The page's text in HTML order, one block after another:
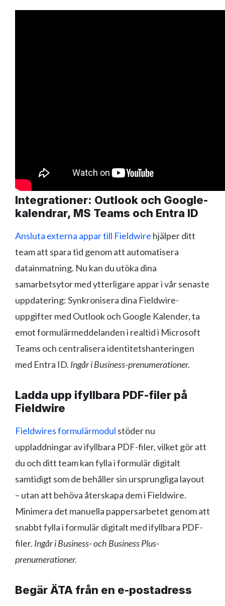
Integrationer: Outlook och Google-
kalendrar, MS Teams och Entra ID
Ansluta externa appar till Fieldwire hjälper ditt
team att spara tid genom att automatisera
datainmatning. Nu kan du utöka dina
samarbetsytor med ytterligare appar i vår senaste
uppdatering: Synkronisera dina Fieldwire-
uppgifter med Outlook och Google Kalender, ta
emot formulärmeddelanden i realtid i Microsoft
Teams och centralisera identitetshanteringen
med Entra ID. Ingår i Business-prenumerationer.
Ladda upp ifyllbara PDF-filer på
Fieldwire
Fieldwires formulärmodul stöder nu
uppladdningar av ifyllbara PDF-filer, vilket gör att
du och ditt team kan fylla i formulär digitalt
samtidigt som de behåller sin ursprungliga layout
– utan att behöva återskapa dem i Fieldwire.
Minimera det manuella pappersarbetet genom att
snabbt fylla i formulär digitalt med ifyllbara PDF-
filer. Ingår i Business- och Business Plus-
prenumerationer.
Begär ÄTA från en e-postadress